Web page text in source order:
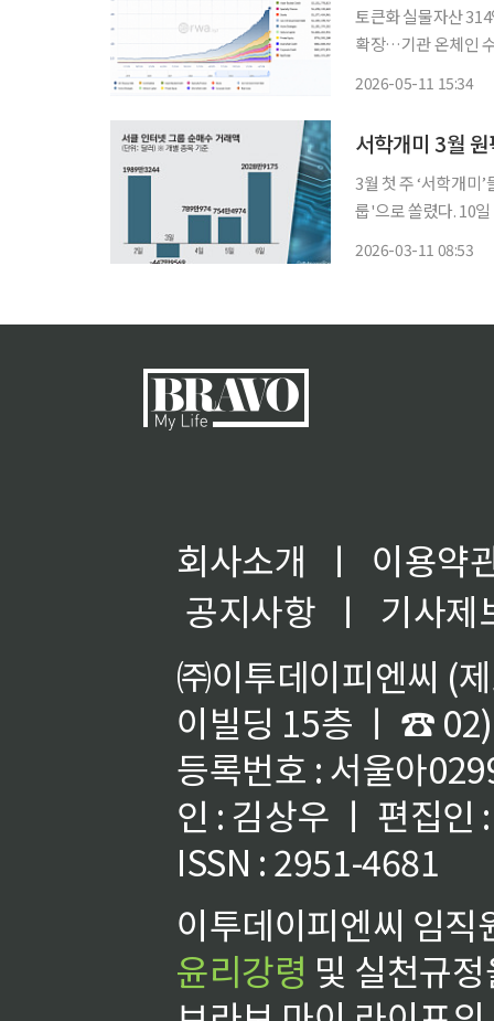
토큰화 실물자산
확장…기관 온체인
2026-05-11 15:34
서학개미 3월
3월 첫 주 ‘서학개미
룹'으로 쏠렸다. 10일 한국예탁결제원에 따르면 지난 한 주간(3월 2일~6일) 국내 투자자들은
2026-03-11 08:53
회사소개 ㅣ
이용약
공지사항
ㅣ
기사제
㈜이투데이피엔씨 (
이빌딩 15층 ㅣ ☎
등록번호 : 서울아
인 : 김상우 ㅣ 편집인
ISSN : 2951-4681
이투데이피엔씨 임
윤리강령 및 실천규